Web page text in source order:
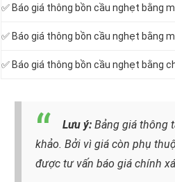
✅ Báo giá thông bồn cầu nghẹt bằng
✅ Báo giá thông bồn cầu nghẹt bằng
✅ Báo giá thông bồn cầu nghẹt bằng
Lưu ý: Bảng giá thông
khảo. Bởi vì giá còn phụ
được tư vấn báo giá chính